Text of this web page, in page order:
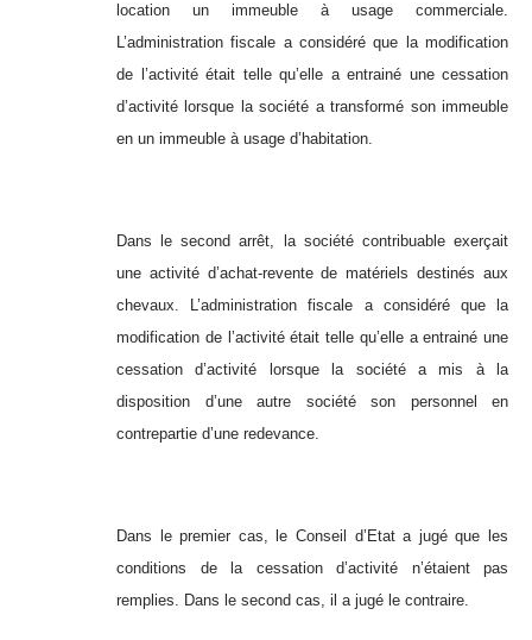
location un immeuble à usage commerciale.
L’administration fiscale a considéré que la modification
de l’activité était telle qu’elle a entrainé une cessation
d’activité lorsque la société a transformé son immeuble
en un immeuble à usage d’habitation.
Dans le second arrêt, la société contribuable exerçait
une activité d’achat-revente de matériels destinés aux
chevaux. L’administration fiscale a considéré que la
modification de l’activité était telle qu’elle a entrainé une
cessation d’activité lorsque la société a mis à la
disposition d’une autre société son personnel en
contrepartie d’une redevance.
Dans le premier cas, le Conseil d’Etat a jugé que les
conditions de la cessation d’activité n’étaient pas
remplies. Dans le second cas, il a jugé le contraire.